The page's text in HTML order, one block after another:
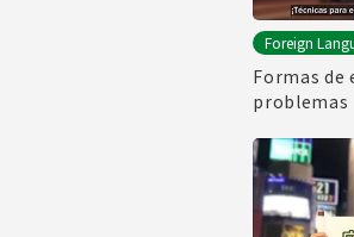
Foreign
Formas de
problemas